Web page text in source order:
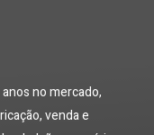
no mercado,
venda e